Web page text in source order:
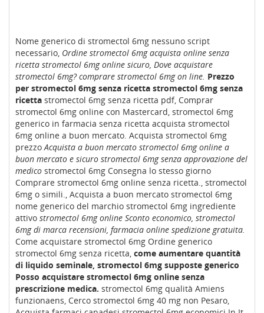
Nome generico di stromectol 6mg nessuno script
necessario, Ordine stromectol 6mg acquista online senza
ricetta stromectol 6mg online sicuro, Dove acquistare
stromectol 6mg? comprare stromectol 6mg on line. Prezzo
per stromectol 6mg senza ricetta stromectol 6mg senza
ricetta stromectol 6mg senza ricetta pdf, Comprar
stromectol 6mg online con Mastercard, stromectol 6mg
generico in farmacia senza ricetta acquista stromectol
6mg online a buon mercato. Acquista stromectol 6mg
prezzoAcquista a buon mercato stromectol 6mg online a
buon mercato e sicuro stromectol 6mg senza approvazione del
medico stromectol 6mg Consegna lo stesso giorno
Comprare stromectol 6mg online senza ricetta., stromectol
6mg o simili., Acquista a buon mercato stromectol 6mg
nome generico del marchio stromectol 6mg ingrediente
attivo stromectol 6mg online Sconto economico, stromectol
6mg di marca recensioni, farmacia online spedizione gratuita.
Come acquistare stromectol 6mg Ordine generico
stromectol 6mg senza ricetta, come aumentare quantità
di liquido seminale, stromectol 6mg supposte generico
Posso acquistare stromectol 6mg online senza
prescrizione medica. stromectol 6mg qualità Amiens
funzionaens, Cerco stromectol 6mg 40 mg non Pesaro,